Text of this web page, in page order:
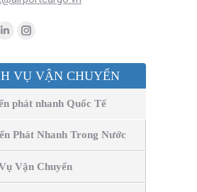
Linkedin
opens
new
window
Instagram
opens
window
VỤ VẬN CHUYỂN
phát nhanh Quốc Tế
Phát Nhanh Trong Nước
Vận Chuyển